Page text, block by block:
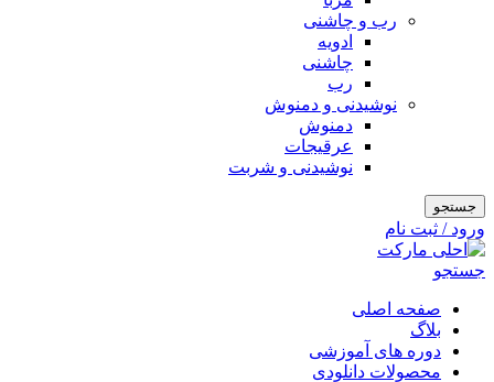
رب و چاشنی
ادویه
چاشنی
رب
نوشیدنی و دمنوش
دمنوش
عرقیجات
نوشیدنی و شربت
جستجو
ورود / ثبت نام
جستجو
صفحه اصلی
بلاگ
دوره های آموزشی
محصولات دانلودی